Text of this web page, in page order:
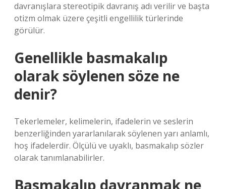
davranışlara stereotipik davranış adı verilir ve başta
otizm olmak üzere çeşitli engellilik türlerinde
görülür.
Genellikle basmakalıp
olarak söylenen söze ne
denir?
Tekerlemeler, kelimelerin, ifadelerin ve seslerin
benzerliğinden yararlanılarak söylenen yarı anlamlı,
hoş ifadelerdir. Ölçülü ve uyaklı, basmakalıp sözler
olarak tanımlanabilirler.
Basmakalıp davranmak ne